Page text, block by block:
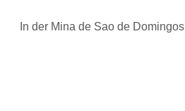
In der Mina de Sao de Domingos